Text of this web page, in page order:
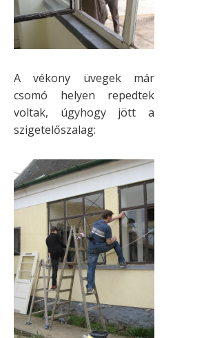
A vékony üvegek már
csomó helyen repedtek
voltak, úgyhogy jött a
szigetelőszalag: